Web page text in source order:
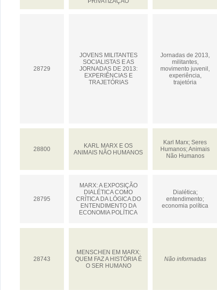
28729
JOVENS MILITANTES
SOCIALISTAS E AS
JORNADAS DE 2013:
EXPERIÊNCIAS E
TRAJETÓRIAS
Jornadas de 2013,
militantes,
movimento juvenil,
experiência,
trajetória
28800
KARL MARX E OS
ANIMAIS NÃO HUMANOS
Karl Marx; Seres
Humanos; Animais
Não Humanos
28795
MARX: A EXPOSIÇÃO
DIALÉTICA COMO
CRÍTICA DA LÓGICA DO
ENTENDIMENTO DA
ECONOMIA POLÍTICA
Dialética;
entendimento;
economia política
28743
MENSCHEN EM MARX:
QUEM FAZ A HISTÓRIA É
O SER HUMANO
Não informadas